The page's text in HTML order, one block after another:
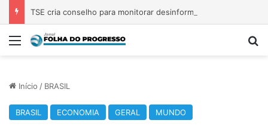
Menu
Início / BRASIL
BRASIL ECONOMIA GERAL MUNDO